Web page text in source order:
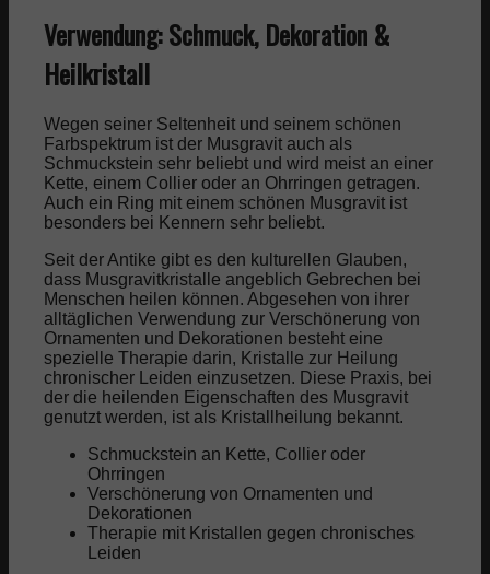
Verwendung: Schmuck, Dekoration &
Heilkristall
Wegen seiner Seltenheit und seinem schönen
Farbspektrum ist der Musgravit auch als
Schmuckstein sehr beliebt und wird meist an einer
Kette, einem Collier oder an Ohrringen getragen.
Auch ein Ring mit einem schönen Musgravit ist
besonders bei Kennern sehr beliebt.
Seit der Antike gibt es den kulturellen Glauben,
dass Musgravitkristalle angeblich Gebrechen bei
Menschen heilen können. Abgesehen von ihrer
alltäglichen Verwendung zur Verschönerung von
Ornamenten und Dekorationen besteht eine
spezielle Therapie darin, Kristalle zur Heilung
chronischer Leiden einzusetzen. Diese Praxis, bei
der die heilenden Eigenschaften des Musgravit
genutzt werden, ist als Kristallheilung bekannt.
Schmuckstein an Kette, Collier oder
Ohrringen
Verschönerung von Ornamenten und
Dekorationen
Therapie mit Kristallen gegen chronisches
Leiden